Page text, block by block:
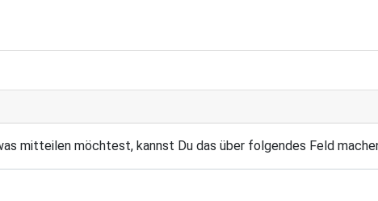
mitteilen möchtest, kannst Du das über folgendes Feld